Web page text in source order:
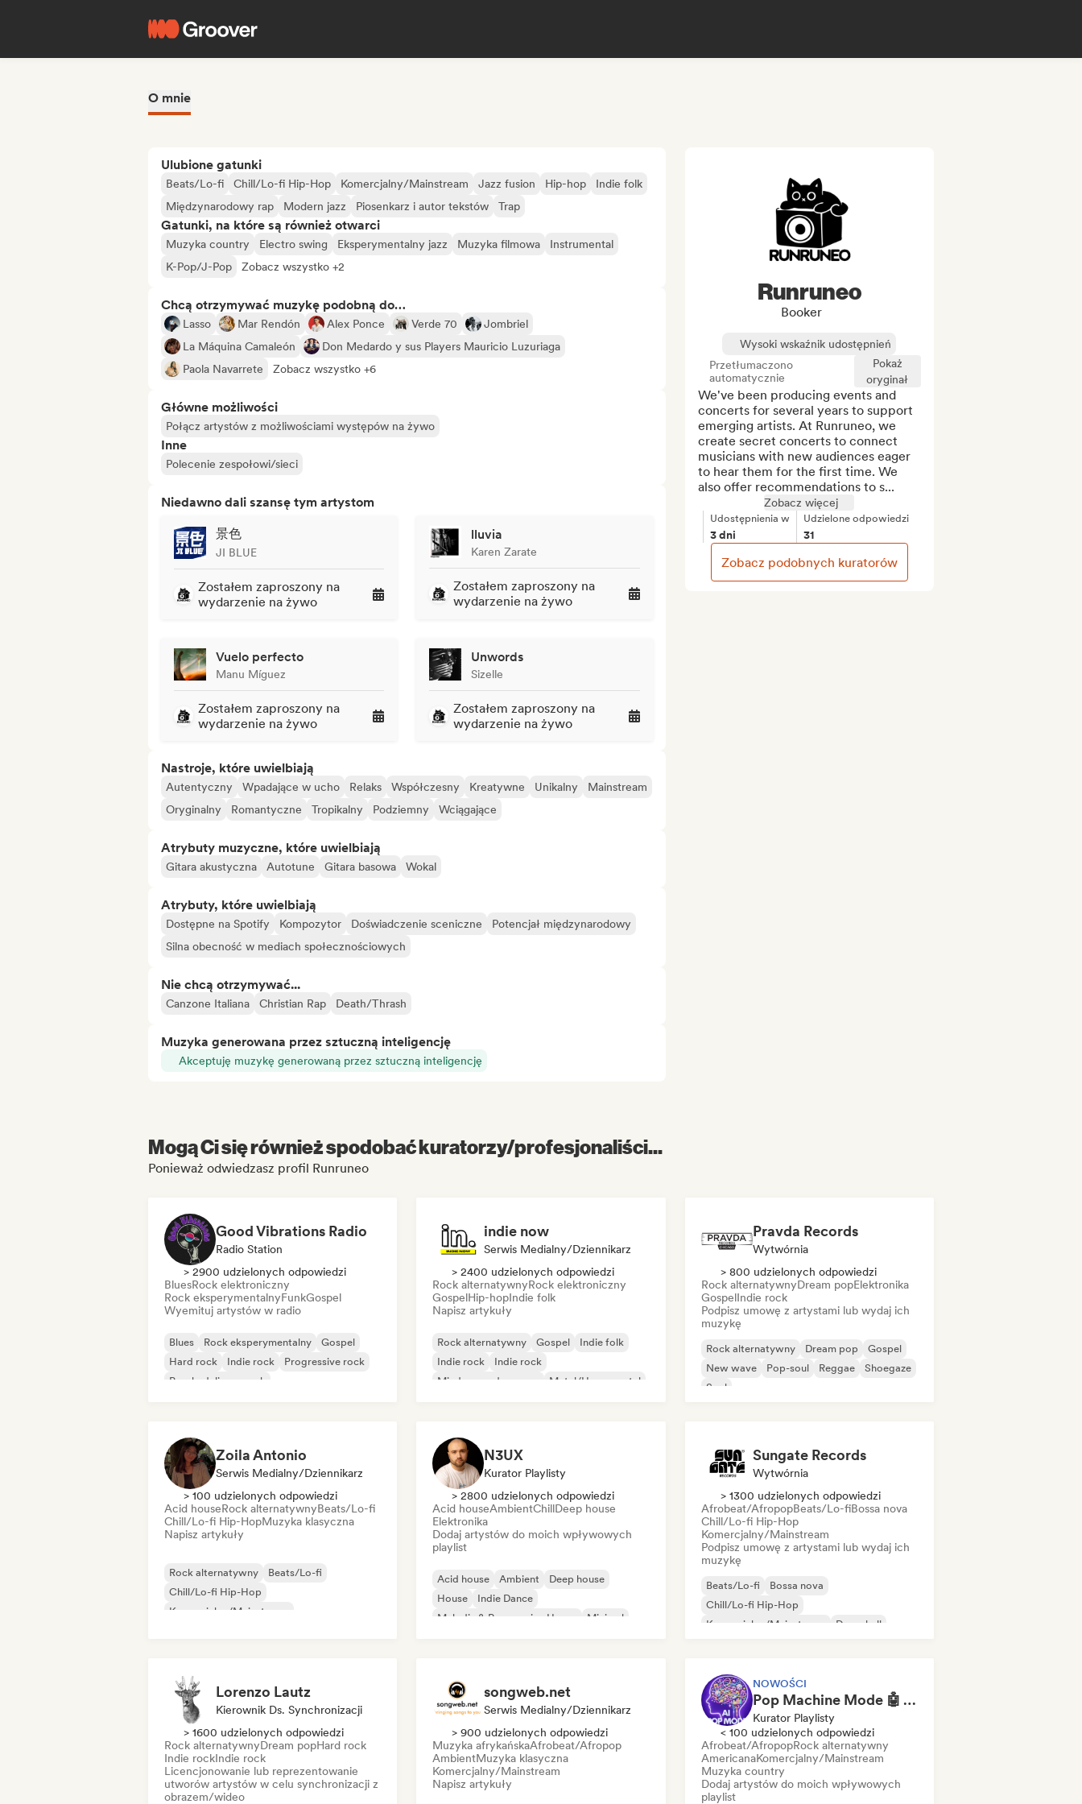
O mnie
Ulubione gatunki
Beats/Lo-fi Chill/Lo-fi Hip-Hop Komercjalny/Mainstream Jazz fusion Hip-hop
Indie folk
Międzynarodowy rap
Modern jazz Piosenkarz i autor tekstów Trap
Gatunki, na które są również otwarci
Muzyka country Electro swing Eksperymentalny jazz Muzyka filmowa
Instrumental
K-Pop/J-Pop
Zobacz wszystko +2
Chcą otrzymywać muzykę podobną do…
Lasso Mar Rendón Alex Ponce Verde 70
Jombriel
La Máquina Camaleón
Don Medardo y sus Players Mauricio Luzuriaga
Paola Navarrete
Zobacz wszystko +6
Główne możliwości
Połącz artystów z możliwościami występów na żywo
Inne
Polecenie zespołowi/sieci
Niedawno dali szansę tym artystom
景色
JI BLUE
Zostałem zaproszony na
wydarzenie na żywo
lluvia
Karen Zarate
Zostałem zaproszony na
wydarzenie na żywo
Vuelo perfecto
Manu Míguez
Zostałem zaproszony na
wydarzenie na żywo
Unwords
Sizelle
Zostałem zaproszony na
wydarzenie na żywo
Nastroje, które uwielbiają
Autentyczny Wpadające w ucho Relaks Współczesny Kreatywne Unikalny
Mainstream
Oryginalny
Romantyczne Tropikalny Podziemny Wciągające
Atrybuty muzyczne, które uwielbiają
Gitara akustyczna Autotune Gitara basowa Wokal
Atrybuty, które uwielbiają
Dostępne na Spotify Kompozytor Doświadczenie sceniczne
Potencjał międzynarodowy
Silna obecność w mediach społecznościowych
Nie chcą otrzymywać...
Canzone Italiana Christian Rap Death/Thrash
Muzyka generowana przez sztuczną inteligencję
Akceptuję muzykę generowaną przez sztuczną inteligencję
Runruneo
Booker
Wysoki wskaźnik udostępnień
Przetłumaczono
automatycznie
Pokaż
oryginał
We've been producing events and
concerts for several years to support
emerging artists. At Runruneo, we
create secret concerts to connect
musicians with new audiences eager
to hear them for the first time. We
also offer recommendations to s...
Zobacz więcej
Udostępnienia w
3 dni
Udzielone odpowiedzi
31
Zobacz podobnych kuratorów
Mogą Ci się również spodobać kuratorzy/profesjonaliści...
Ponieważ odwiedzasz profil Runruneo
Good Vibrations Radio
Radio Station
> 2900 udzielonych odpowiedzi
BluesRock elektroniczny
Rock eksperymentalnyFunkGospel
Wyemituj artystów w radio
Blues Rock eksperymentalny
Gospel
Hard rock
Indie rock
Progressive rock
Psychedeliczny rock
indie now
Serwis Medialny/Dziennikarz
> 2400 udzielonych odpowiedzi
Rock alternatywnyRock elektroniczny
GospelHip-hopIndie folk
Napisz artykuły
Rock alternatywny Gospel
Indie folk
Indie rock
Indie rock
Międzynarodowy rap
Metal/Heavy metal
Pravda Records
Wytwórnia
> 800 udzielonych odpowiedzi
Rock alternatywnyDream popElektronika
GospelIndie rock
Podpisz umowę z artystami lub wydaj ich
muzykę
Rock alternatywny Dream pop
Gospel
New wave
Pop-soul Reggae
Shoegaze
Soul
Zoila Antonio
Serwis Medialny/Dziennikarz
> 100 udzielonych odpowiedzi
Acid houseRock alternatywnyBeats/Lo-fi
Chill/Lo-fi Hip-HopMuzyka klasyczna
Napisz artykuły
Rock alternatywny
Beats/Lo-fi
Chill/Lo-fi Hip-Hop
Komercjalny/Mainstream
N3UX
Kurator Playlisty
> 2800 udzielonych odpowiedzi
Acid houseAmbientChillDeep house
Elektronika
Dodaj artystów do moich wpływowych
playlist
Acid house Ambient
Deep house
House
Indie Dance
Melodic & Progressive House
Minimal
Sungate Records
Wytwórnia
> 1300 udzielonych odpowiedzi
Afrobeat/AfropopBeats/Lo-fiBossa nova
Chill/Lo-fi Hip-Hop
Komercjalny/Mainstream
Podpisz umowę z artystami lub wydaj ich
muzykę
Beats/Lo-fi
Bossa nova
Chill/Lo-fi Hip-Hop
Komercjalny/Mainstream
Dancehall
Lorenzo Lautz
Kierownik Ds. Synchronizacji
> 1600 udzielonych odpowiedzi
Rock alternatywnyDream popHard rock
Indie rockIndie rock
Licencjonowanie lub reprezentowanie
utworów artystów w celu synchronizacji z
obrazem/wideo
songweb.net
Serwis Medialny/Dziennikarz
> 900 udzielonych odpowiedzi
Muzyka afrykańskaAfrobeat/Afropop
AmbientMuzyka klasyczna
Komercjalny/Mainstream
Napisz artykuły
NOWOŚCI
Pop Machine Mode 🤖 AI Music, Indie Pop & Dream Pop
Kurator Playlisty
< 100 udzielonych odpowiedzi
Afrobeat/AfropopRock alternatywny
AmericanaKomercjalny/Mainstream
Muzyka country
Dodaj artystów do moich wpływowych
playlist